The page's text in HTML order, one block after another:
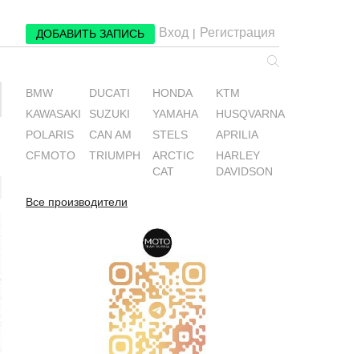
ДОБАВИТЬ ЗАПИСЬ Вход | Регистрация
BMW DUCATI HONDA
KTM
KAWASAKI
SUZUKI YAMAHA
HUSQVARNA
POLARIS
CAN AM STELS
APRILIA
CFMOTO
TRIUMPH
ARCTIC
CAT
HARLEY
DAVIDSON
Все производители